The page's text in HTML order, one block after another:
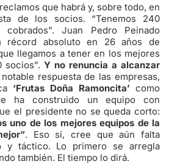
que habrá y, sobre todo, en
de los socios. “Tenemos 240
Juan Pedro Peinado
récord absoluto en 26 años de
llegamos a tener en los mejores
socios”. Y no renuncia a alcanzar
respuesta de las empresas,
‘Frutas Doña Ramoncita’ como
ha construido un equipo con
el presidente no se queda corto:
uno de los mejores equipos de la
. Eso sí, cree que aún falta
y táctico. Lo primero se arregla
también. El tiempo lo dirá.